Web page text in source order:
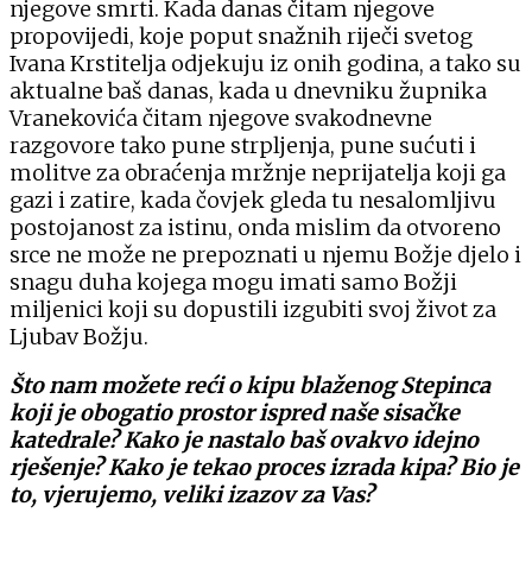
njegove smrti. Kada danas čitam njegove
propovijedi, koje poput snažnih riječi svetog
Ivana Krstitelja odjekuju iz onih godina, a tako su
aktualne baš danas, kada u dnevniku župnika
Vranekovića čitam njegove svakodnevne
razgovore tako pune strpljenja, pune sućuti i
molitve za obraćenja mržnje neprijatelja koji ga
gazi i zatire, kada čovjek gleda tu nesalomljivu
postojanost za istinu, onda mislim da otvoreno
srce ne može ne prepoznati u njemu Božje djelo i
snagu duha kojega mogu imati samo Božji
miljenici koji su dopustili izgubiti svoj život za
Ljubav Božju.
Što nam možete reći o kipu blaženog Stepinca
koji je obogatio prostor ispred naše sisačke
katedrale? Kako je nastalo baš ovakvo idejno
rješenje? Kako je tekao proces izrada kipa? Bio je
to, vjerujemo, veliki izazov za Vas?